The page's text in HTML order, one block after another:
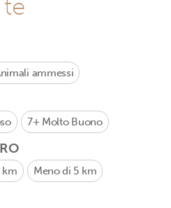
te
ammessi
7+ Molto Buono
km Meno di 5 km